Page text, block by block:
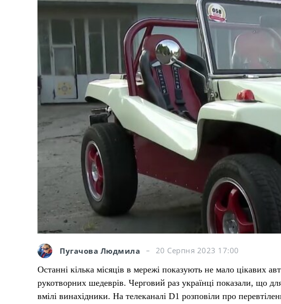
Пугачова Людмила
20 Серпня 2023 17:00
Останні кілька місяців в мережі показують не мало цікавих
рукотворних шедеврів. Черговий раз українці показали, що
вмілі винахідники. На телеканалі D1 розповіли про